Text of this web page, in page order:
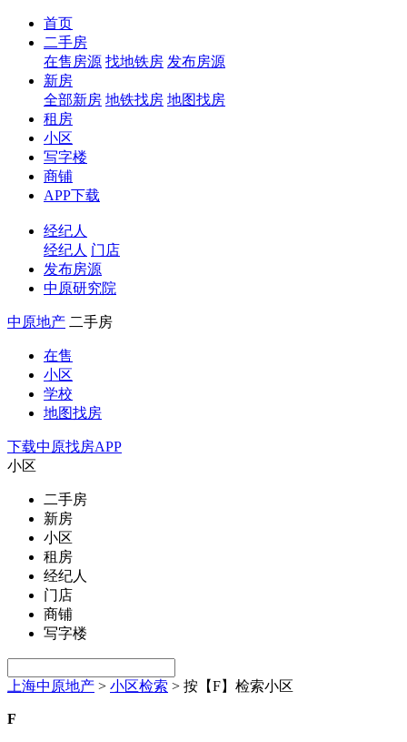
首页
二手房
在售房源 找地铁房 发布房源
新房
全部新房 地铁找房 地图找房
租房
小区
写字楼
商铺
APP下载
经纪人
经纪人 门店
发布房源
中原研究院
中原地产 二手房
在售
小区
学校
地图找房
下载中原找房APP
小区
二手房
新房
小区
租房
经纪人
门店
商铺
写字楼
上海中原地产 > 小区检索 > 按【F】检索小区
F